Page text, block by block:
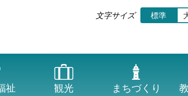
文字サイズ 標準
祉 観光 まちづくり